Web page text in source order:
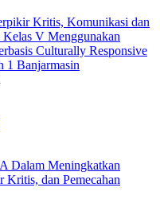
Kritis, Komunikasi dan
V Menggunakan
Culturally Responsive
1 Banjarmasin
Dalam Meningkatkan
dan Pemecahan